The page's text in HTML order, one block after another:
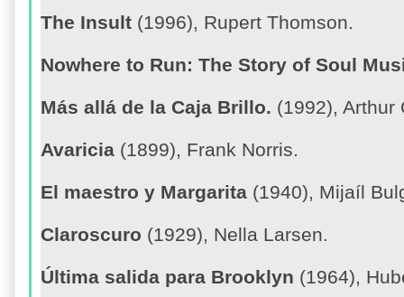
The Insult (1996), Rupert Thomson.
Nowhere to Run: The Story of Soul
Más allá de la Caja Brillo. (1992), Arthur
Avaricia (1899), Frank Norris.
El maestro y Margarita (1940), Mijaíl
Claroscuro (1929), Nella Larsen.
Última salida para Brooklyn (1964),